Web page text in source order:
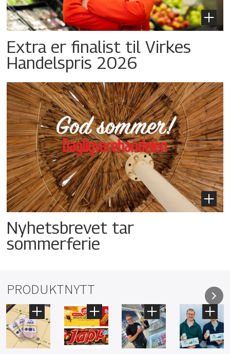
Extra er finalist til Virkes
Handelspris 2026
Nyhetsbrevet tar
sommerferie
PRODUKTNYTT